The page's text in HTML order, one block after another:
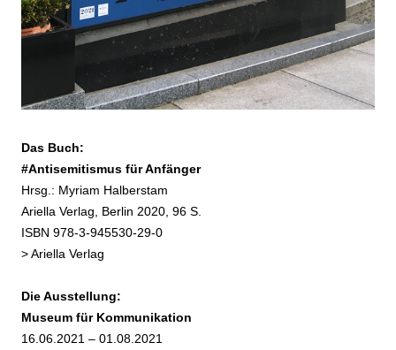
Das Buch:
#Antisemitismus für Anfänger
Hrsg.: Myriam Halberstam
Ariella Verlag, Berlin 2020, 96 S.
ISBN 978-3-945530-29-0
>Ariella Verlag
Die Ausstellung:
Museum für Kommunikation
16.06.2021 – 01.08.2021